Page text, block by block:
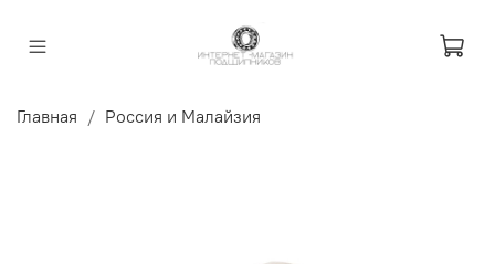
Главная Россия и Малайзия